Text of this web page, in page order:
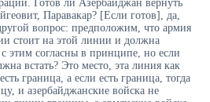
Готов ли Азербайджан вернуть
Паравакар? [Если готов], да,
вопрос: предположим, что армия
стоит на этой линии и должна
этим согласны в принципе, но если
встать? Это место, эта линия как
граница, а если есть граница, тогда
и азербайджанские войска не